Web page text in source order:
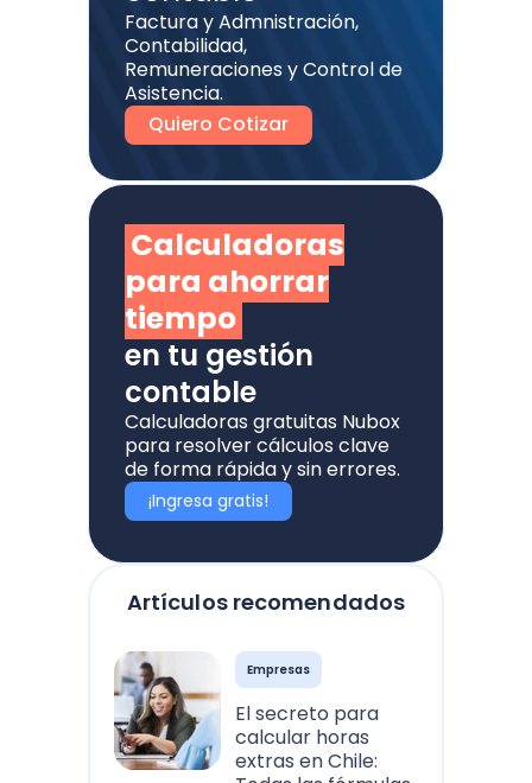
Artículos recomendados
Empresas
El secreto para
calcular horas
extras en Chile:
Calculadoras
para ahorrar
tiempo
en tu gestión
contable
Calculadoras gratuitas Nubox
para resolver cálculos clave
de forma rápida y sin errores.
¡Ingresa gratis!
Factura y Admnistración,
Contabilidad,
Remuneraciones y Control de
Asistencia.
Quiero Cotizar